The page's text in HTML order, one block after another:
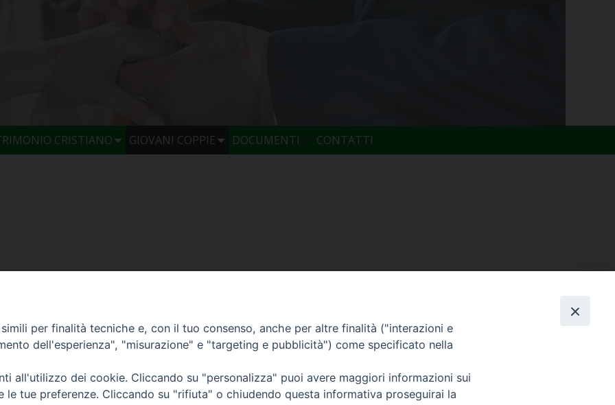
CRISTIANO GIOVANI COPPIE DOCUMENTI CONTATTI
per finalità tecniche e, con il tuo consenso, anche per altre finalità ("interazioni e
dell'esperienza", "misurazione" e "targeting e pubblicità") come specificato nella
all'utilizzo dei cookie. Cliccando su "personalizza" puoi avere maggiori informazioni sui
le tue preferenze. Cliccando su "rifiuta" o chiudendo questa informativa proseguirai la